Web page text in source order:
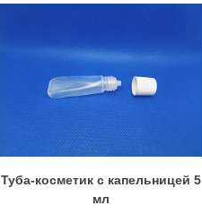
Туба-косметик с капельницей 5
мл